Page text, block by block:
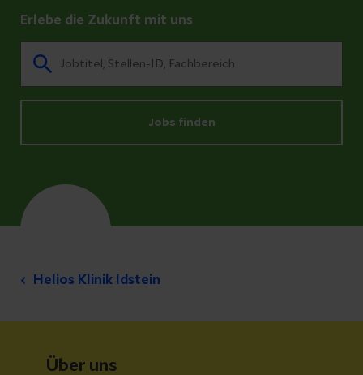
Erlebe die Zukunft mit uns
Jobs finden
Helios Klinik Idstein
Über uns